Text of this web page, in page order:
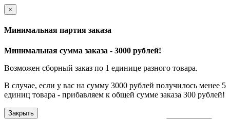
×
Минимальная партия заказа
Минимальная сумма заказа - 3000 рублей!
Возможен сборный заказ по 1 единице разного товара.
В случае, если у вас на сумму 3000 рублей получилось менее 5
единиц товара - прибавляем к общей сумме заказа 300 рублей!
Закрыть